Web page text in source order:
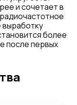
и сочетает в
более
после первых